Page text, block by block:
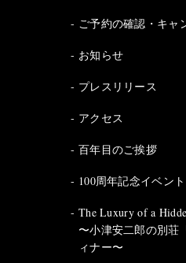
ご予約の確認・キャ
お知らせ
プレスリリース
アクセス
百年目のご挨拶
100周年記念イベント
The Luxury of a
〜小津安二郎の別荘
ィナー〜